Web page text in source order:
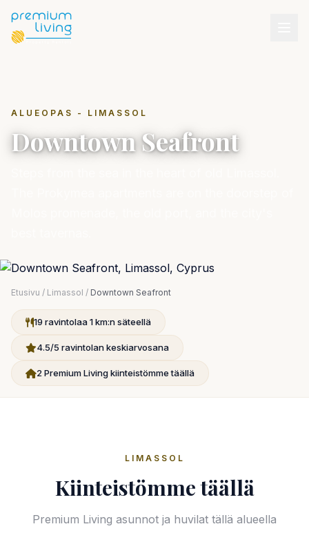
ALUEOPAS - LIMASSOL
Downtown Seafront
Etusivu / Limassol / Downtown Seafront
19 ravintolaa 1 km:n säteellä
4.5/5 ravintolan keskiarvosana
2 Premium Living kiinteistömme täällä
LIMASSOL
Kiinteistömme täällä
Premium Living asunnot ja huvilat tällä alueella